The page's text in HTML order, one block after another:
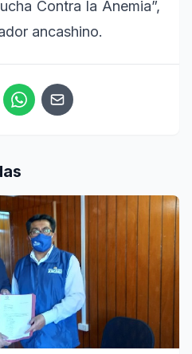
Contra la Anemia”,
ancashino.